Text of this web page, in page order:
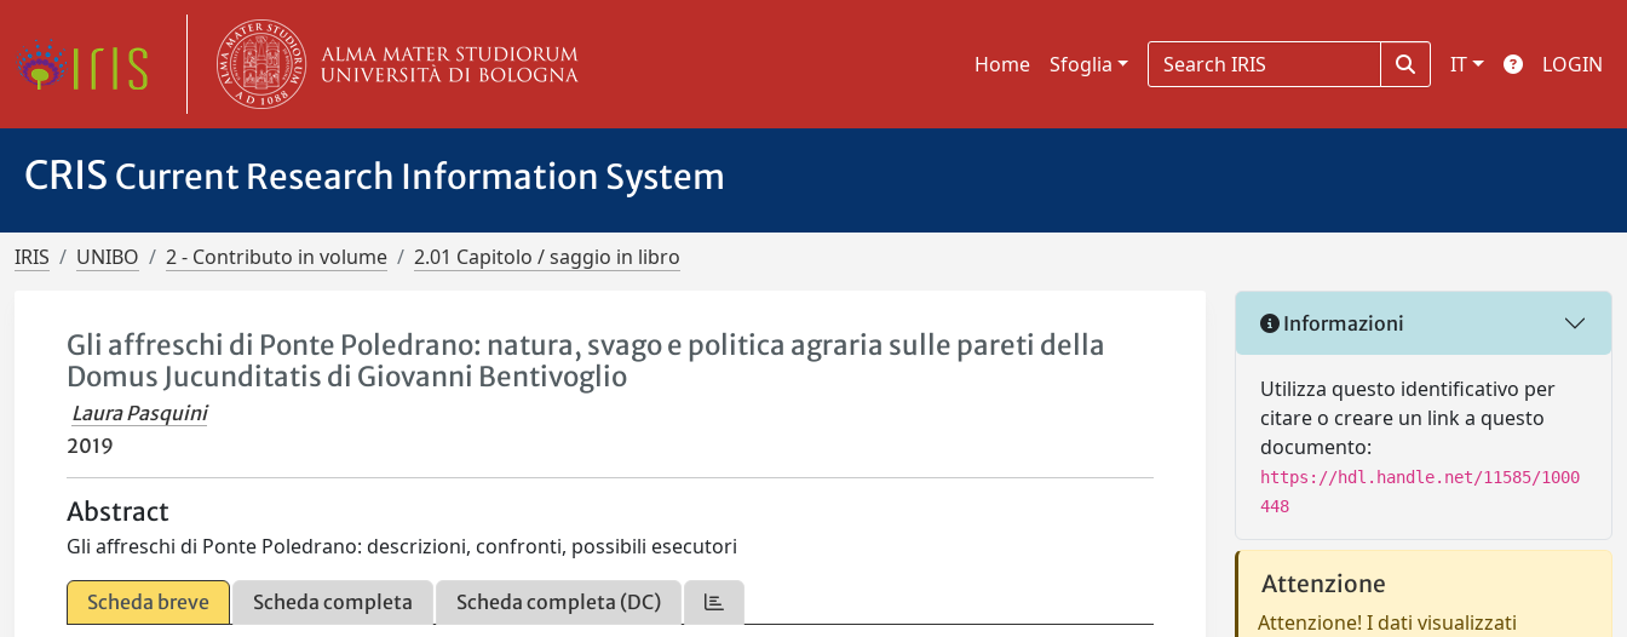
Home Sfoglia IT LOGIN
CRIS Current Research Information System
IRIS UNIBO 2 - Contributo in volume 2.01 Capitolo / saggio in libro
Gli affreschi di Ponte Poledrano: natura, svago e politica agraria sulle pareti della
Domus Jucunditatis di Giovanni Bentivoglio
Laura Pasquini
2019
Abstract
Gli affreschi di Ponte Poledrano: descrizioni, confronti, possibili esecutori
Scheda breve Scheda completa Scheda completa (DC)
Informazioni
Utilizza questo identificativo per
citare o creare un link a questo
documento:
https://hdl.handle.net/11585/1000
448
Attenzione
Attenzione! I dati visualizzati